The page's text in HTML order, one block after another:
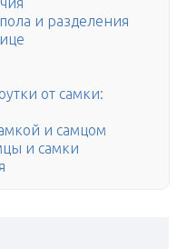
и разделения
от самки:
и самцом
и самки